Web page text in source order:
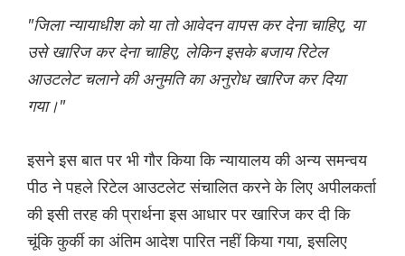
"जिला न्यायाधीश को या तो आवेदन वापस कर देना चाहिए, या
उसे खारिज कर देना चाहिए, लेकिन इसके बजाय रिटेल
आउटलेट चलाने की अनुमति का अनुरोध खारिज कर दिया
गया।"
इसने इस बात पर भी गौर किया कि न्यायालय की अन्य समन्वय
पीठ ने पहले रिटेल आउटलेट संचालित करने के लिए अपीलकर्ता
की इसी तरह की प्रार्थना इस आधार पर खारिज कर दी कि
चूंकि कुर्की का अंतिम आदेश पारित नहीं किया गया, इसलिए